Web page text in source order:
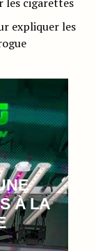
expliquer les
À LA